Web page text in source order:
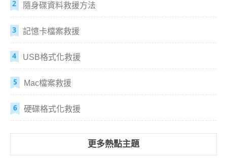
隨身碟資料救援方法
記憶卡檔案救援
USB格式化救援
Mac檔案救援
硬碟格式化救援
更多熱點主題